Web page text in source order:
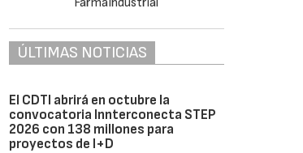
ÚLTIMAS NOTICIAS
El CDTI abrirá en octubre la
convocatoria Innterconecta STEP
2026 con 138 millones para
proyectos de I+D